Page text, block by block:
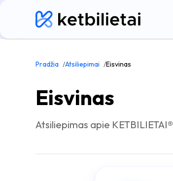
Pradžia Atsiliepimai Eisvinas
Eisvinas
Atsiliepimas apie KETBILIETAI®